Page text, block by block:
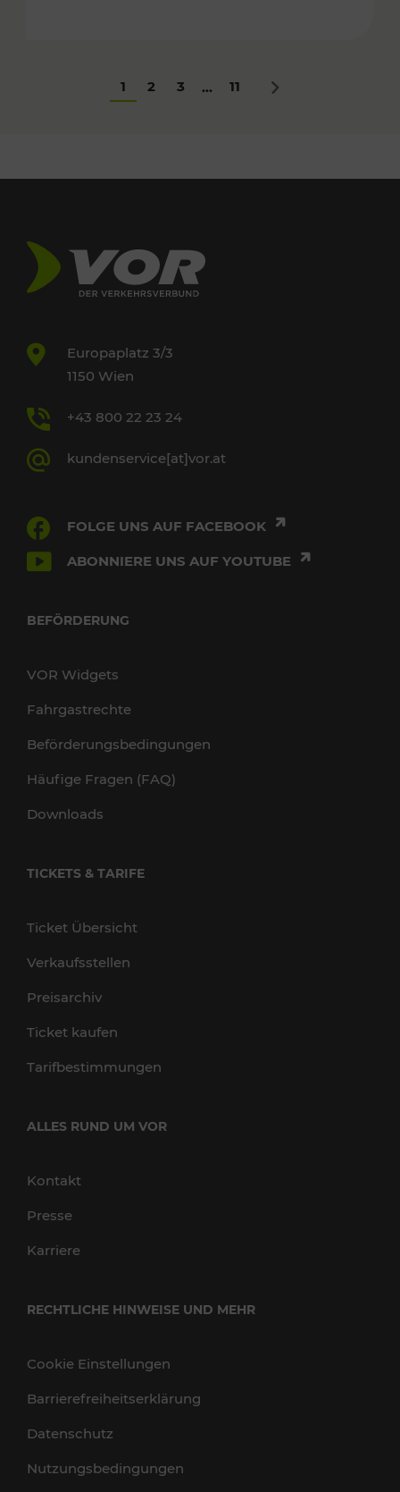
1 2 3 ... 11 Nächstes
Europaplatz 3/3
1150 Wien
+43 800 22 23 24
kundenservice[at]vor.at
FOLGE UNS AUF FACEBOOK
ABONNIERE UNS AUF YOUTUBE
BEFÖRDERUNG
VOR Widgets
Fahrgastrechte
Beförderungsbedingungen
Häufige Fragen (FAQ)
Downloads
TICKETS & TARIFE
Ticket Übersicht
Verkaufsstellen
Preisarchiv
Ticket kaufen
Tarifbestimmungen
ALLES RUND UM VOR
Kontakt
Presse
Karriere
RECHTLICHE HINWEISE UND MEHR
Cookie Einstellungen
Barrierefreiheitserklärung
Datenschutz
Nutzungsbedingungen